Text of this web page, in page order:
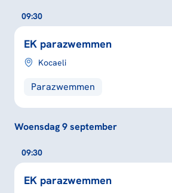
09:30
EK parazwemmen
Kocaeli
Parazwemmen
Woensdag 9 september
09:30
EK parazwemmen